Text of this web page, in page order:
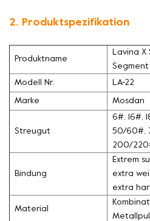
2. Produktspezifikation
Produktname
Lavina
Modell Nr. LA-22
Marke Mosdan
Streugut
6#, 16#,
50/60#,
200/
Bindung
Extrem
extra
extra
Material